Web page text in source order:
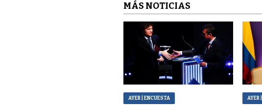
MÁS NOTICIAS
AYER | ENCUESTA AYER